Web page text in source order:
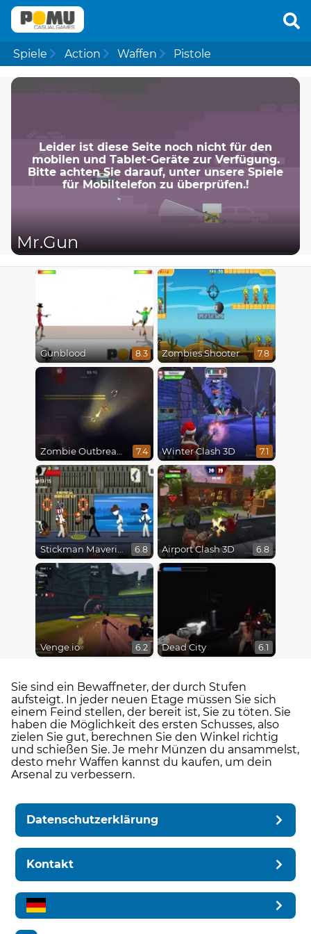
Spiele Action Waffen Pistole
Leider ist diese Seite noch nicht für den
mobilen und Tablet-Geräte zur Verfügung.
Bitte achten Sie darauf, unter unsere Spiele
für Mobiltelefon zu überprüfen.!
Mr.Gun
Gunblood 8.3 Zombies Shooter 7.8
Zombie Outbreak Arena 7.4 Winter Clash 3D 7.1
Stickman Maverick: Bad Boys Killer 6.8 Airport Clash 3D 6.8
Venge.io 6.2 Dead City 6.1
Sie sind ein Bewaffneter, der durch Stufen
aufsteigt. In jeder neuen Etage müssen Sie sich
einem Feind stellen, der bereit ist, Sie zu töten. Sie
haben die Möglichkeit des ersten Schusses, also
zielen Sie gut, berechnen Sie den Winkel richtig
und schießen Sie. Je mehr Münzen du ansammelst,
desto mehr Waffen kannst du kaufen, um dein
Arsenal zu verbessern.
Datenschutzerklärung
Kontakt